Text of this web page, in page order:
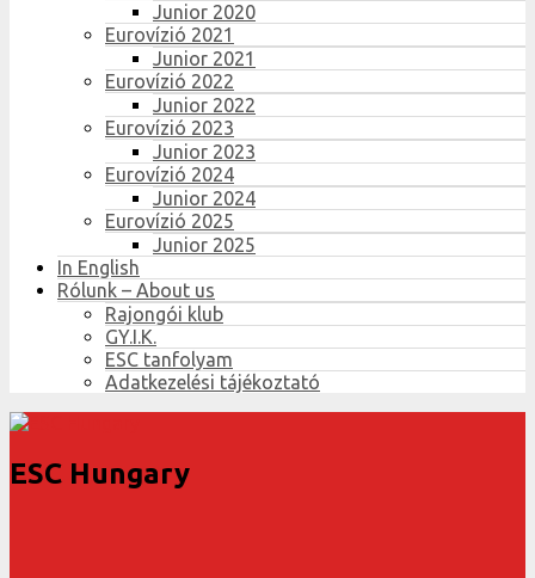
Junior 2020
Eurovízió 2021
Junior 2021
Eurovízió 2022
Junior 2022
Eurovízió 2023
Junior 2023
Eurovízió 2024
Junior 2024
Eurovízió 2025
Junior 2025
In English
Rólunk – About us
Rajongói klub
GY.I.K.
ESC tanfolyam
Adatkezelési tájékoztató
ESC Hungary